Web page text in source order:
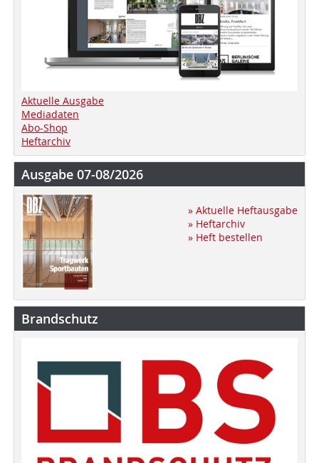
Aktuelle Ausgabe
Mediadaten
Abo-Shop
Heftarchiv
Ausgabe 07-08/2026
» Aktuelle Heftausgabe
» Heftarchiv
» Heft bestellen
Brandschutz